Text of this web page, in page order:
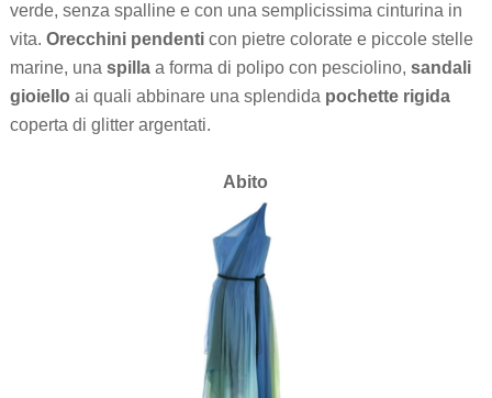
verde, senza spalline e con una semplicissima cinturina in
vita. Orecchini pendenticon pietre colorate e piccole stelle
marine, una spillaa forma di polipo con pesciolino, sandali
gioiello ai quali abbinare una splendida pochette rigida
coperta di glitter argentati.
Abito